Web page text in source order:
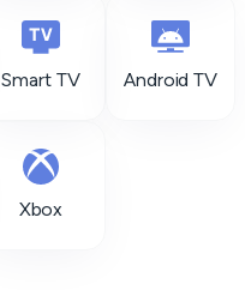
Smart TV Android TV
Xbox